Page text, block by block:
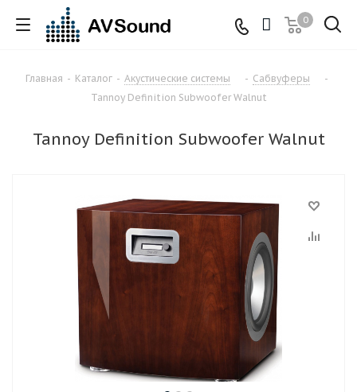
0
Главная - Каталог - Акустические системы - Сабвуферы
-
Tannoy Definition Subwoofer Walnut
Tannoy Definition Subwoofer Walnut